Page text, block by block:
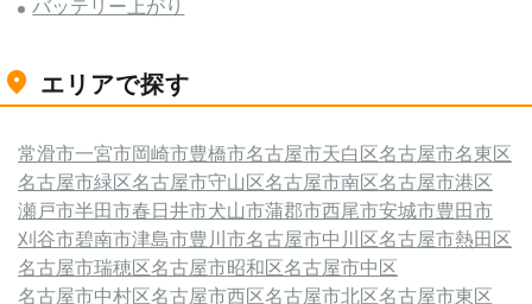
バッテリー上がり
エリアで探す
常滑市一宮市岡崎市豊橋市名古屋市天白区名古屋市名東区
名古屋市緑区名古屋市守山区名古屋市南区名古屋市港区
瀬戸市半田市春日井市犬山市蒲郡市西尾市安城市豊田市
刈谷市碧南市津島市豊川市名古屋市中川区名古屋市熱田区
名古屋市瑞穂区名古屋市昭和区名古屋市中区
名古屋市中村区名古屋市西区名古屋市北区名古屋市東区